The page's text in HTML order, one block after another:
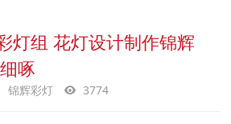
灯组 花灯设计制作锦辉
啄
锦辉彩灯 3774